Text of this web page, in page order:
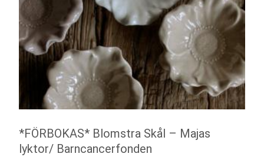
*FÖRBOKAS* Blomstra Skål – Majas
lyktor/ Barncancerfonden